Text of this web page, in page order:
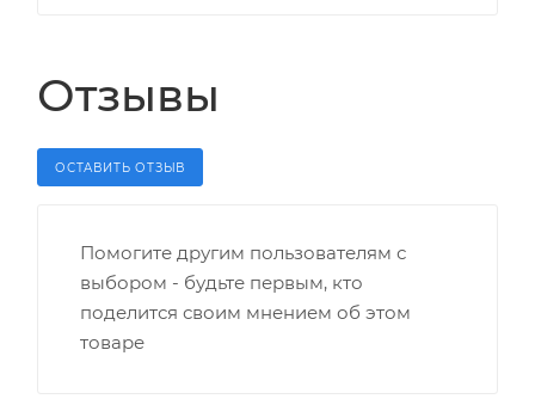
Отзывы
ОСТАВИТЬ ОТЗЫВ
Помогите другим пользователям с
выбором - будьте первым, кто
поделится своим мнением об этом
товаре